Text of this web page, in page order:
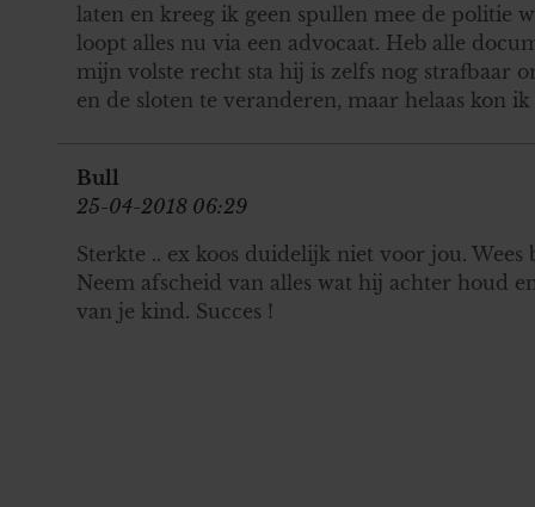
laten en kreeg ik geen spullen mee de politie
loopt alles nu via een advocaat. Heb alle
mijn volste recht sta hij is zelfs nog strafbaar
en de sloten te veranderen, maar helaas kon
Bull
25-04-2018 06:29
Sterkte .. ex koos duidelijk niet voor jou.
Neem afscheid van alles wat hij achter houd
van je kind. Succes !